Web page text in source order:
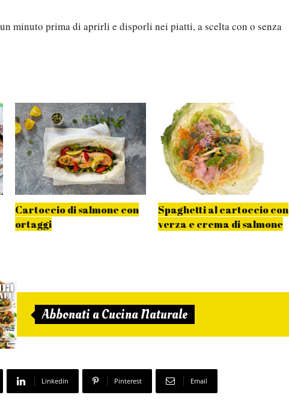
minuto prima di aprirli e disporli nei piatti, a scelta con o senza
Cartoccio di salmone con
ortaggi
Spaghetti al cartoccio con
verza e crema di salmone
Abbonati a Cucina Naturale
Linkedin Pinterest Email